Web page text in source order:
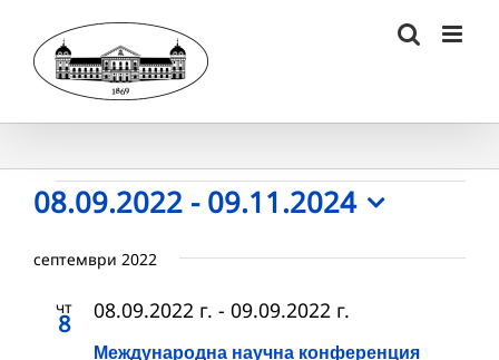
content
Събития
08.09.2022 - 09.11.2024
date.
септември 2022
чт
8
Международна научна конференция
08.09.2022 г. - 09.09.2022 г.